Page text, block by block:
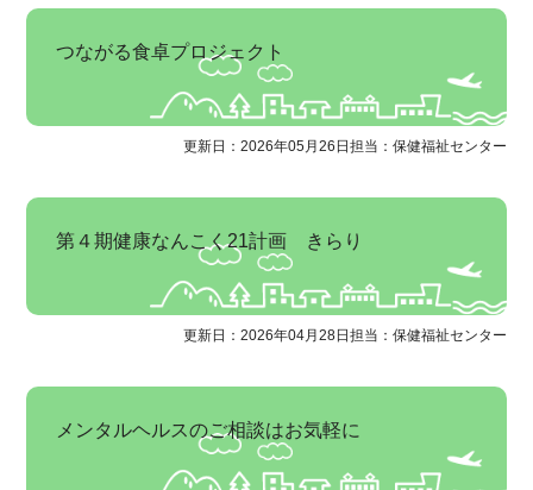
つながる食卓プロジェクト
更新日：2026年05月26日 担当：保健福祉センター
第４期健康なんこく21計画 きらり
更新日：2026年04月28日 担当：保健福祉センター
メンタルヘルスのご相談はお気軽に